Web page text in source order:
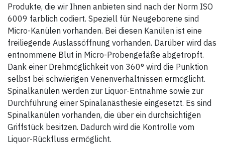
Produkte, die wir Ihnen anbieten sind nach der Norm ISO
6009 farblich codiert. Speziell für Neugeborene sind
Micro-Kanülen vorhanden. Bei diesen Kanülen ist eine
freiliegende Auslassöffnung vorhanden. Darüber wird das
entnommene Blut in Micro-Probengefäße abgetropft.
Dank einer Drehmöglichkeit von 360° wird die Punktion
selbst bei schwierigen Venenverhältnissen ermöglicht.
Spinalkanülen werden zur Liquor-Entnahme sowie zur
Durchführung einer Spinalanästhesie eingesetzt. Es sind
Spinalkanülen vorhanden, die über ein durchsichtigen
Griffstück besitzen. Dadurch wird die Kontrolle vom
Liquor-Rückfluss ermöglicht.